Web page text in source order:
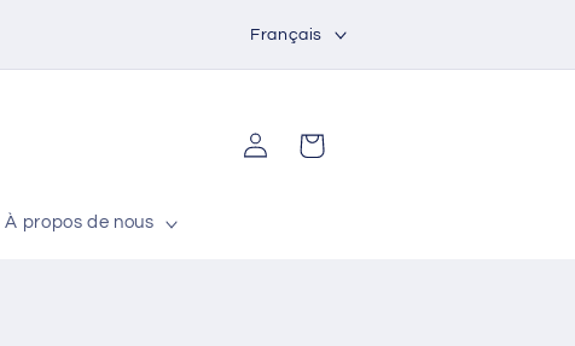
L
a
g
Français
À propos de nous
ConnexionPanier